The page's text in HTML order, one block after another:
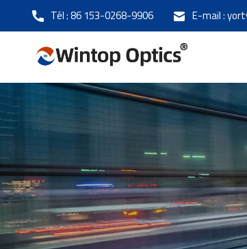
Tél :86 153-0268-9906 E-mail :